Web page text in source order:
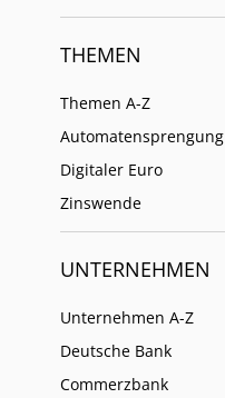
THEMEN
Themen A-Z
Automatensprengung
Digitaler Euro
Zinswende
UNTERNEHMEN
Unternehmen A-Z
Deutsche Bank
Commerzbank